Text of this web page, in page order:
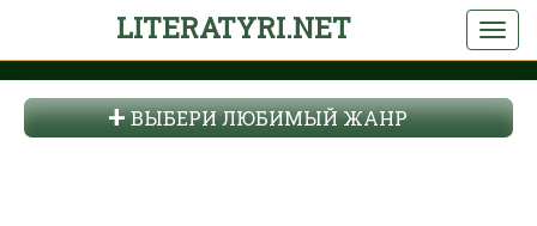
LITERATYRI.NET
ВЫБЕРИ ЛЮБИМЫЙ ЖАНР